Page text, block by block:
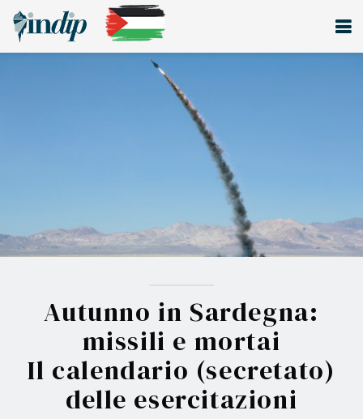
Autunno in Sardegna:
missili e mortai
Il calendario (secretato)
delle esercitazioni